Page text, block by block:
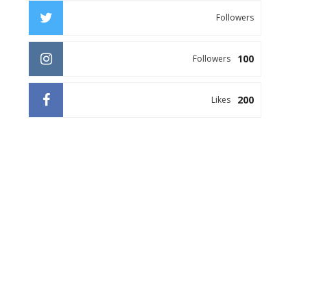
Followers
100
Followers
200
Likes